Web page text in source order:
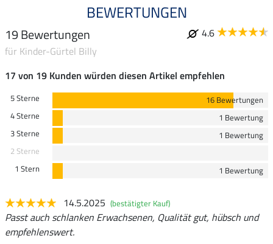
BEWERTUNGEN
19 Bewertungen
4.6
für Kinder-Gürtel Billy
17 von 19 Kunden würden diesen Artikel empfehlen
5 Sterne
16 Bewertungen
4 Sterne
1 Bewertung
3 Sterne
1 Bewertung
2 Sterne
1 Stern
1 Bewertung
14.5.2025 (bestätigter Kauf)
Passt auch schlanken Erwachsenen, Qualität gut, hübsch und
empfehlenswert.